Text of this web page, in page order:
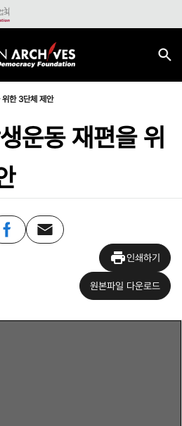
위한 3단체 제안
운동 재편을 위
인쇄하기
원본파일 다운로드